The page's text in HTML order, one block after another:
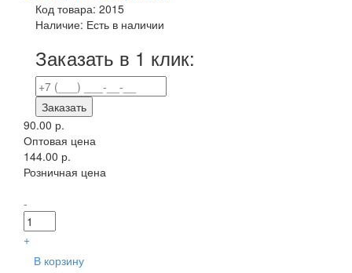
Код товара: 2015
Наличие: Есть в наличии
Заказать в 1 клик:
Заказать
90.00 р.
Оптовая цена
144.00 р.
Розничная цена
-
+
В корзину